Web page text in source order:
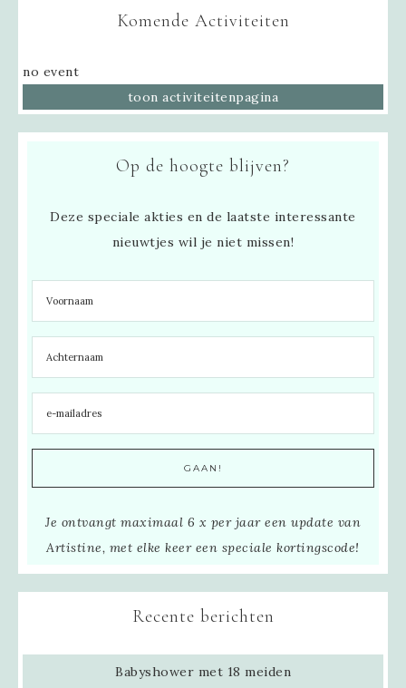
Komende Activiteiten
no event
toon activiteitenpagina
Op de hoogte blijven?
Deze speciale akties en de laatste interessante
nieuwtjes wil je niet missen!
Je ontvangt maximaal 6 x per jaar een update van
Artistine, met elke keer een speciale kortingscode!
Recente berichten
Babyshower met 18 meiden